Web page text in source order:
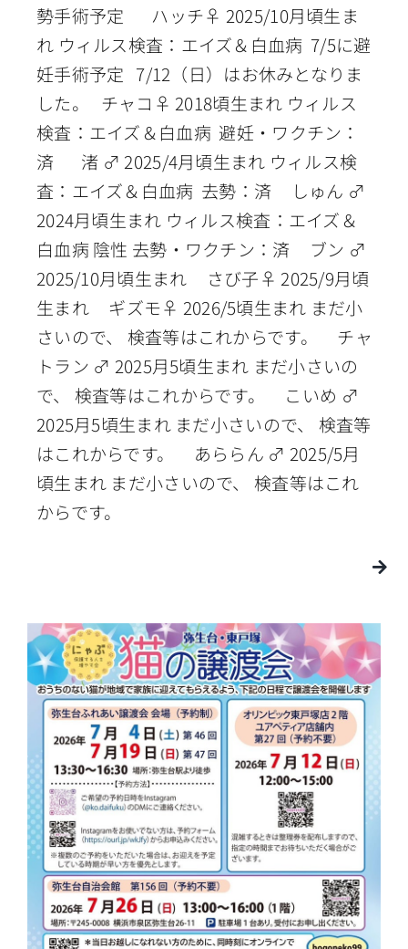
勢手術予定 ハッチ♀ 2025/10月頃生ま
れ ウィルス検査：エイズ＆白血病 7/5に避
妊手術予定 7/12（日）はお休みとなりま
した。 チャコ♀ 2018頃生まれ ウィルス
検査：エイズ＆白血病 避妊・ワクチン：
済 渚 ♂ 2025/4月頃生まれ ウィルス検
査：エイズ＆白血病 去勢：済 しゅん ♂
2024月頃生まれ ウィルス検査：エイズ＆
白血病 陰性 去勢・ワクチン：済 ブン ♂
2025/10月頃生まれ さび子♀ 2025/9月頃
生まれ ギズモ♀ 2026/5頃生まれ まだ小
さいので、 検査等はこれからです。 チャ
トラン ♂ 2025月5頃生まれ まだ小さいの
で、 検査等はこれからです。 こいめ ♂
2025月5頃生まれ まだ小さいので、 検査等
はこれからです。 あららん ♂ 2025/5月
頃生まれ まだ小さいので、 検査等はこれ
からです。